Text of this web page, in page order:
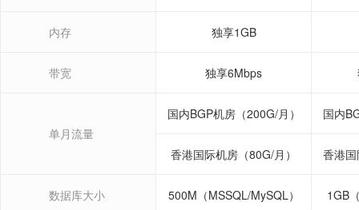
内存 独享1GB
带宽 独享6Mbps
单月流量
国内BGP机房（200G/月） 国内
香港国际机房（80G/月） 香港
数据库大小 500M（MSSQL/MySQL） 1GB